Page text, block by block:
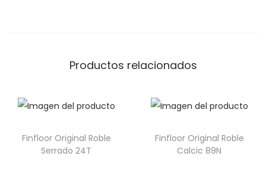
Productos relacionados
Finfloor Original Roble
Serrado 24T
Finfloor Original Roble
Calcic 89N